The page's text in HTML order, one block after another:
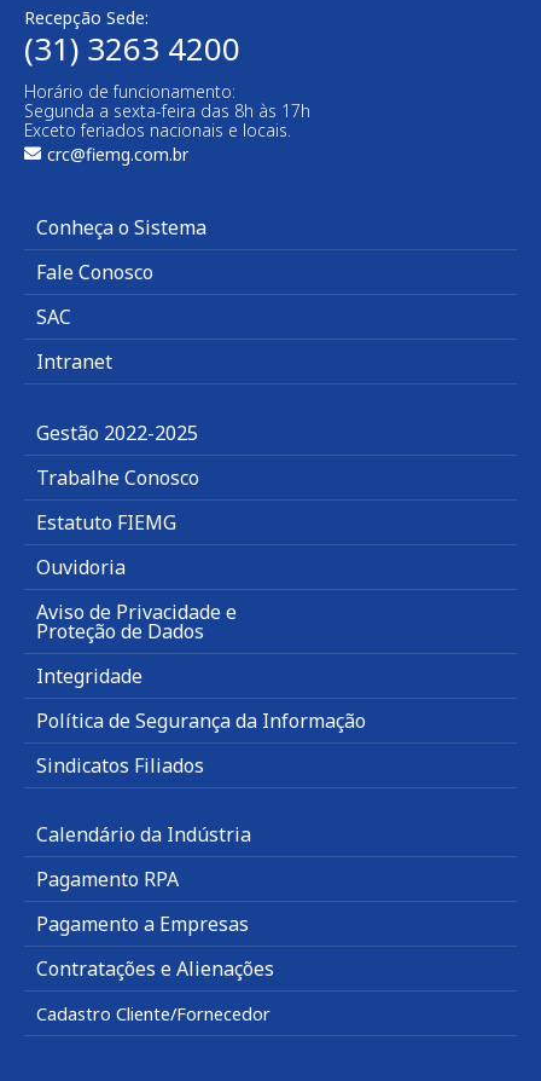
Recepção Sede:
(31) 3263 4200
Horário de funcionamento:
Segunda a sexta-feira das 8h às 17h
Exceto feriados nacionais e locais.
crc@fiemg.com.br
Conheça o Sistema
Fale Conosco
SAC
Intranet
Gestão 2022-2025
Trabalhe Conosco
Estatuto FIEMG
Ouvidoria
Aviso de Privacidade e
Proteção de Dados
Integridade
Política de Segurança da Informação
Sindicatos Filiados
Calendário da Indústria
Pagamento RPA
Pagamento a Empresas
Contratações e Alienações
Cadastro Cliente/Fornecedor